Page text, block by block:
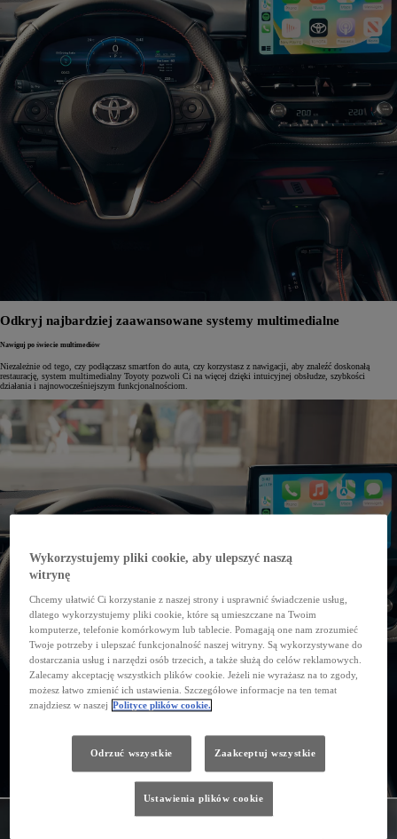
Odkryj najbardziej zaawansowane systemy multimedialne
Nawiguj po świecie multimediów
Niezależnie od tego, czy podłączasz smartfon do auta, czy korzystasz z nawigacji, aby znaleźć doskonałą
restaurację, system multimedialny Toyoty pozwoli Ci na więcej dzięki intuicyjnej obsłudze, szybkości
działania i najnowocześniejszym funkcjonalnościom.
Wykorzystujemy pliki cookie, aby ulepszyć naszą
witrynę
Chcemy ułatwić Ci korzystanie z naszej strony i usprawnić świadczenie usług,
dlatego wykorzystujemy pliki cookie, które są umieszczane na Twoim
komputerze, telefonie komórkowym lub tablecie. Pomagają one nam zrozumieć
Twoje potrzeby i ulepszać funkcjonalność naszej witryny. Są wykorzystywane do
dostarczania usług i narzędzi osób trzecich, a także służą do celów reklamowych.
Zalecamy akceptację wszystkich plików cookie. Jeżeli nie wyrażasz na to zgody,
możesz łatwo zmienić ich ustawienia. Szczegółowe informacje na ten temat
znajdziesz w naszej Polityce plików cookie.
Odrzuć wszystkie Zaakceptuj wszystkie
Ustawienia plików cookie